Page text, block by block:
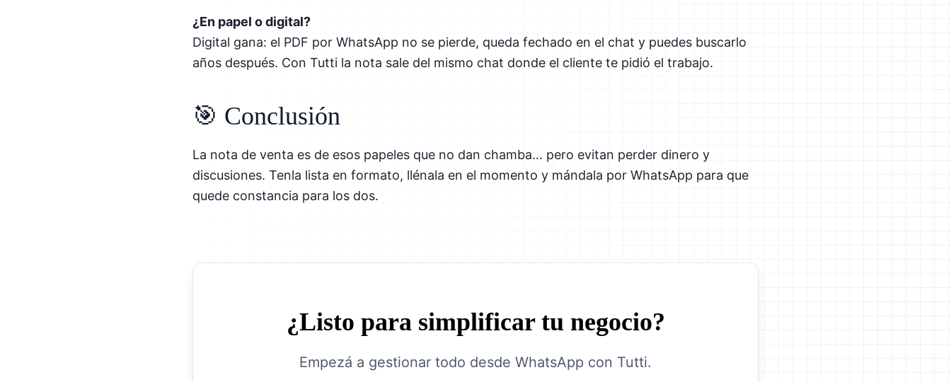
¿En papel o digital?
Digital gana: el PDF por WhatsApp no se pierde, queda fechado en el chat y puedes buscarlo
años después. Con Tutti la nota sale del mismo chat donde el cliente te pidió el trabajo.
🎯 Conclusión
La nota de venta es de esos papeles que no dan chamba… pero evitan perder dinero y
discusiones. Tenla lista en formato, llénala en el momento y mándala por WhatsApp para que
quede constancia para los dos.
¿Listo para simplificar tu negocio?
Empezá a gestionar todo desde WhatsApp con Tutti.